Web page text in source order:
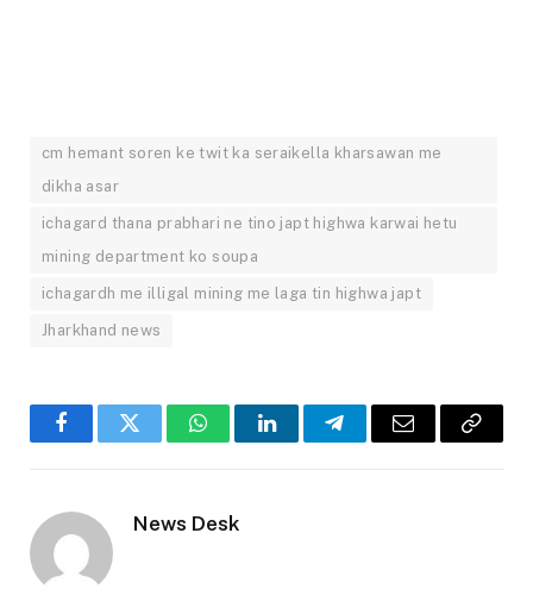
cm hemant soren ke twit ka seraikella kharsawan me
dikha asar
ichagard thana prabhari ne tino japt highwa karwai hetu
mining department ko soupa
ichagardh me illigal mining me laga tin highwa japt
Jharkhand news
FacebookTwitter WhatsAppLinkedInTelegramEmail
Copy
News Desk